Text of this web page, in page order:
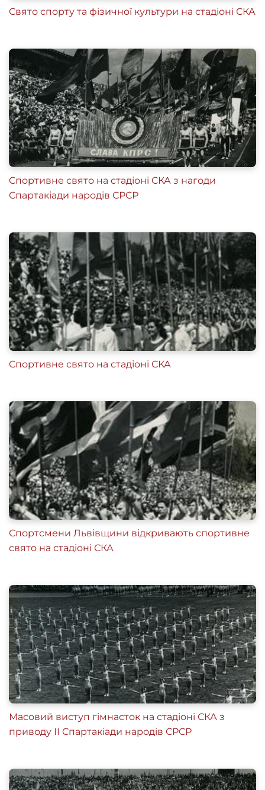
Свято спорту та фізичної культури на стадіоні СКА
Спортивне свято на стадіоні СКА з нагоди
Спартакіади народів СРСР
Спортивне свято на стадіоні СКА
Спортсмени Львівщини відкривають спортивне
свято на стадіоні СКА
Масовий виступ гімнасток на стадіоні СКА з
приводу ІІ Спартакіади народів СРСР